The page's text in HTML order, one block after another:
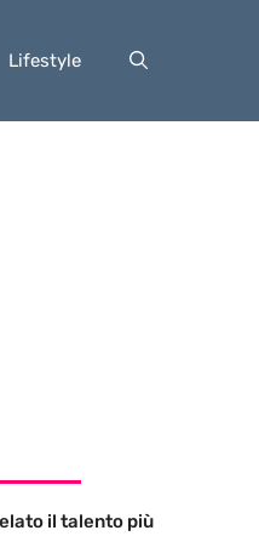
Lifestyle
il talento più